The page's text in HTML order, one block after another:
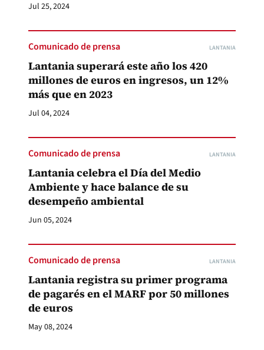
Jul 25, 2024
Comunicado de prensa LANTANIA
Lantania superará este año los 420
millones de euros en ingresos, un 12%
más que en 2023
Jul 04, 2024
Comunicado de prensa LANTANIA
Lantania celebra el Día del Medio
Ambiente y hace balance de su
desempeño ambiental
Jun 05, 2024
Comunicado de prensa LANTANIA
Lantania registra su primer programa
de pagarés en el MARF por 50 millones
de euros
May 08, 2024